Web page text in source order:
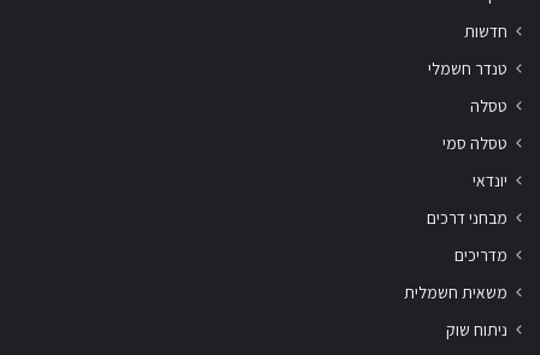
חדשות
טנדר חשמלי
טסלה
טסלה סמי
יונדאי
מבחני דרכים
מדריכים
משאית חשמלית
ניתוח שוק